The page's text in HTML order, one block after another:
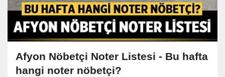
Afyon Nöbetçi Noter Listesi - Bu hafta
hangi noter nöbetçi?